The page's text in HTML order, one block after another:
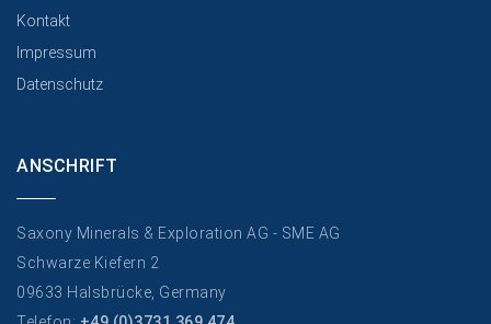
Kontakt
Impressum
Datenschutz
ANSCHRIFT
Saxony Minerals & Exploration AG - SME AG
Schwarze Kiefern 2
09633 Halsbrücke, Germany